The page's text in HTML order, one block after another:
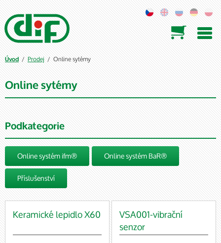

Úvod/Prodej/ Online sytémy
Online sytémy
Podkategorie
Online systém ifm®
Online systém BaR®
Příslušenství
Keramické lepidlo X60 VSA001-vibrační
senzor